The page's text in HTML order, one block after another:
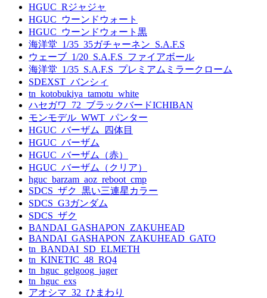
HGUC_Rジャジャ
HGUC_ウーンドウォート
HGUC_ウーンドウォート黒
海洋堂_1/35_35ガチャーネン_S.A.F.S
ウェーブ_1/20_S.A.F.S_ファイアボール
海洋堂_1/35_S.A.F.S_プレミアムミラークローム
SDEXST_バンシィ
tn_kotobukiya_tamotu_white
ハセガワ_72_ブラックバードICHIBAN
モンモデル_WWT_パンター
HGUC_バーザム_四体目
HGUC_バーザム
HGUC_バーザム（赤）
HGUC_バーザム（クリア）
hguc_barzam_aoz_reboot_cmp
SDCS_ザク_黒い三連星カラー
SDCS_G3ガンダム
SDCS_ザク
BANDAI_GASHAPON_ZAKUHEAD
BANDAI_GASHAPON_ZAKUHEAD_GATO
tn_BANDAI_SD_ELMETH
tn_KINETIC_48_RQ4
tn_hguc_gelgoog_jager
tn_hguc_exs
アオシマ_32_ひまわり